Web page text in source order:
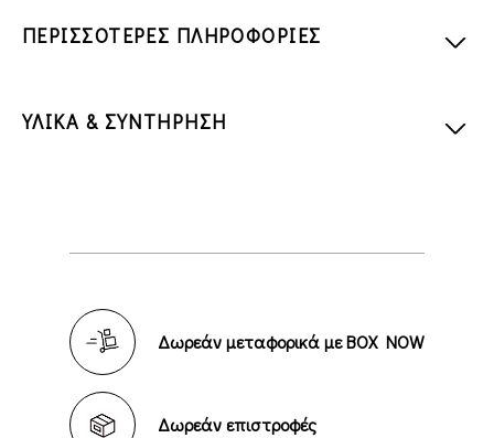
ΠΕΡΙΣΣΟΤΕΡΕΣ ΠΛΗΡΟΦΟΡΙΕΣ
ΥΛΙΚΑ & ΣΥΝΤΗΡΗΣΗ
Δωρεάν μεταφορικά με BOX NOW
Δωρεάν επιστροφές